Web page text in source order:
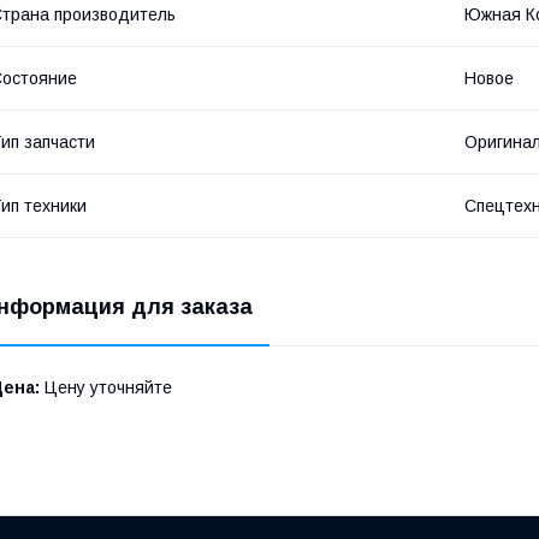
производитель Южная
Новое
запчасти Оригинал
техники
для заказа
Цену уточняйте